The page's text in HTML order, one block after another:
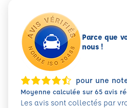
Parce que
nous !
pour une
Moyenne calculée sur 65 avis
Les avis sont collectés par